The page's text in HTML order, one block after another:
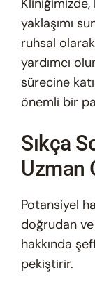
Kliniğimizde,
yaklaşımı
ruhsal
yardımcı
sürecine
önemli bir
Sıkça
Uzman
Potansiyel
doğrudan
hakkında
pekiştirir.